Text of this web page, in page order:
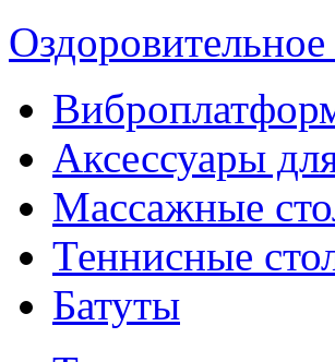
Аксессуары
Массажные
Теннисные
Батуты